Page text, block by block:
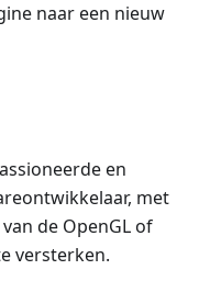
naar een nieuw
en
met
de OpenGL of
versterken.